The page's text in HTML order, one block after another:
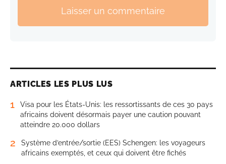
Laisser un commentaire
ARTICLES LES PLUS LUS
1
Visa pour les États-Unis: les ressortissants de ces 30 pays
africains doivent désormais payer une caution pouvant
atteindre 20.000 dollars
2
Système d’entrée/sortie (EES) Schengen: les voyageurs
africains exemptés, et ceux qui doivent être fichés